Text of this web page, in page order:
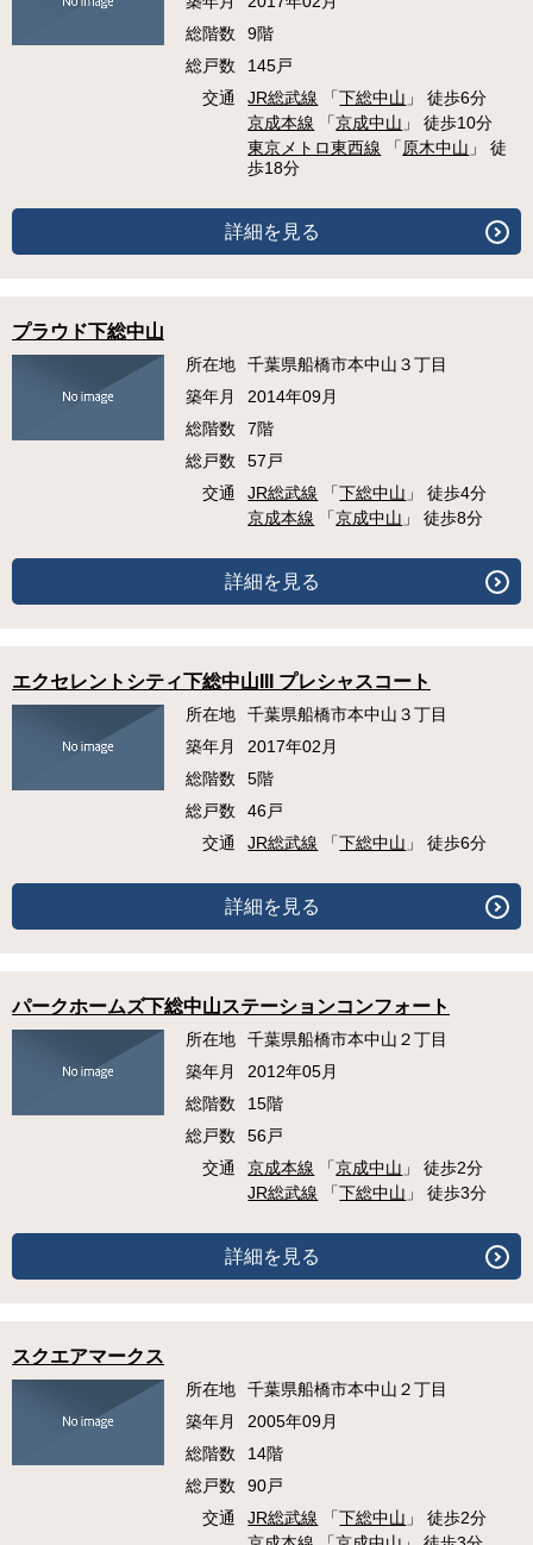
総階数
9階
総戸数
145戸
交通
JR総武線 「下総中山 」 徒歩6分
京成本線 「京成中山 」 徒歩10分
東京メトロ東西線 「 原木中山 」 徒
歩18分
詳細を見る
プラウド下総中山
所在地
千葉県船橋市本中山３丁目
築年月
2014年09月
総階数
7階
総戸数
57戸
交通
JR総武線 「下総中山 」 徒歩4分
京成本線 「京成中山 」 徒歩8分
詳細を見る
エクセレントシティ下総中山III プレシャスコート
所在地
千葉県船橋市本中山３丁目
築年月
2017年02月
総階数
5階
総戸数
46戸
交通
JR総武線 「下総中山 」 徒歩6分
詳細を見る
パークホームズ下総中山ステーションコンフォート
所在地
千葉県船橋市本中山２丁目
築年月
2012年05月
総階数
15階
総戸数
56戸
交通
京成本線 「京成中山 」 徒歩2分
JR総武線 「下総中山 」 徒歩3分
詳細を見る
スクエアマークス
所在地
千葉県船橋市本中山２丁目
築年月
2005年09月
総階数
14階
総戸数
90戸
交通
JR総武線 「下総中山 」 徒歩2分